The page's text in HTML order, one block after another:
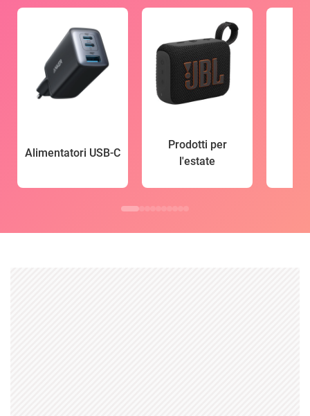
Alimentatori USB-C
Prodotti per
l'estate